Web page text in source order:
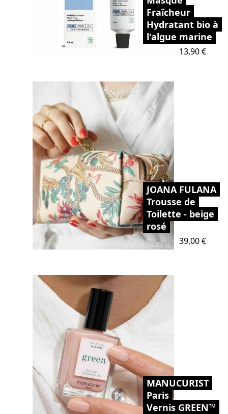
Fraîcheur
Hydratant bio à
l'algue marine
Prix
13,90 €
JOANA FULANA
Trousse de
Toilette - beige
rosé
Prix
39,00 €
MANUCURIST
Paris
Vernis GREEN™